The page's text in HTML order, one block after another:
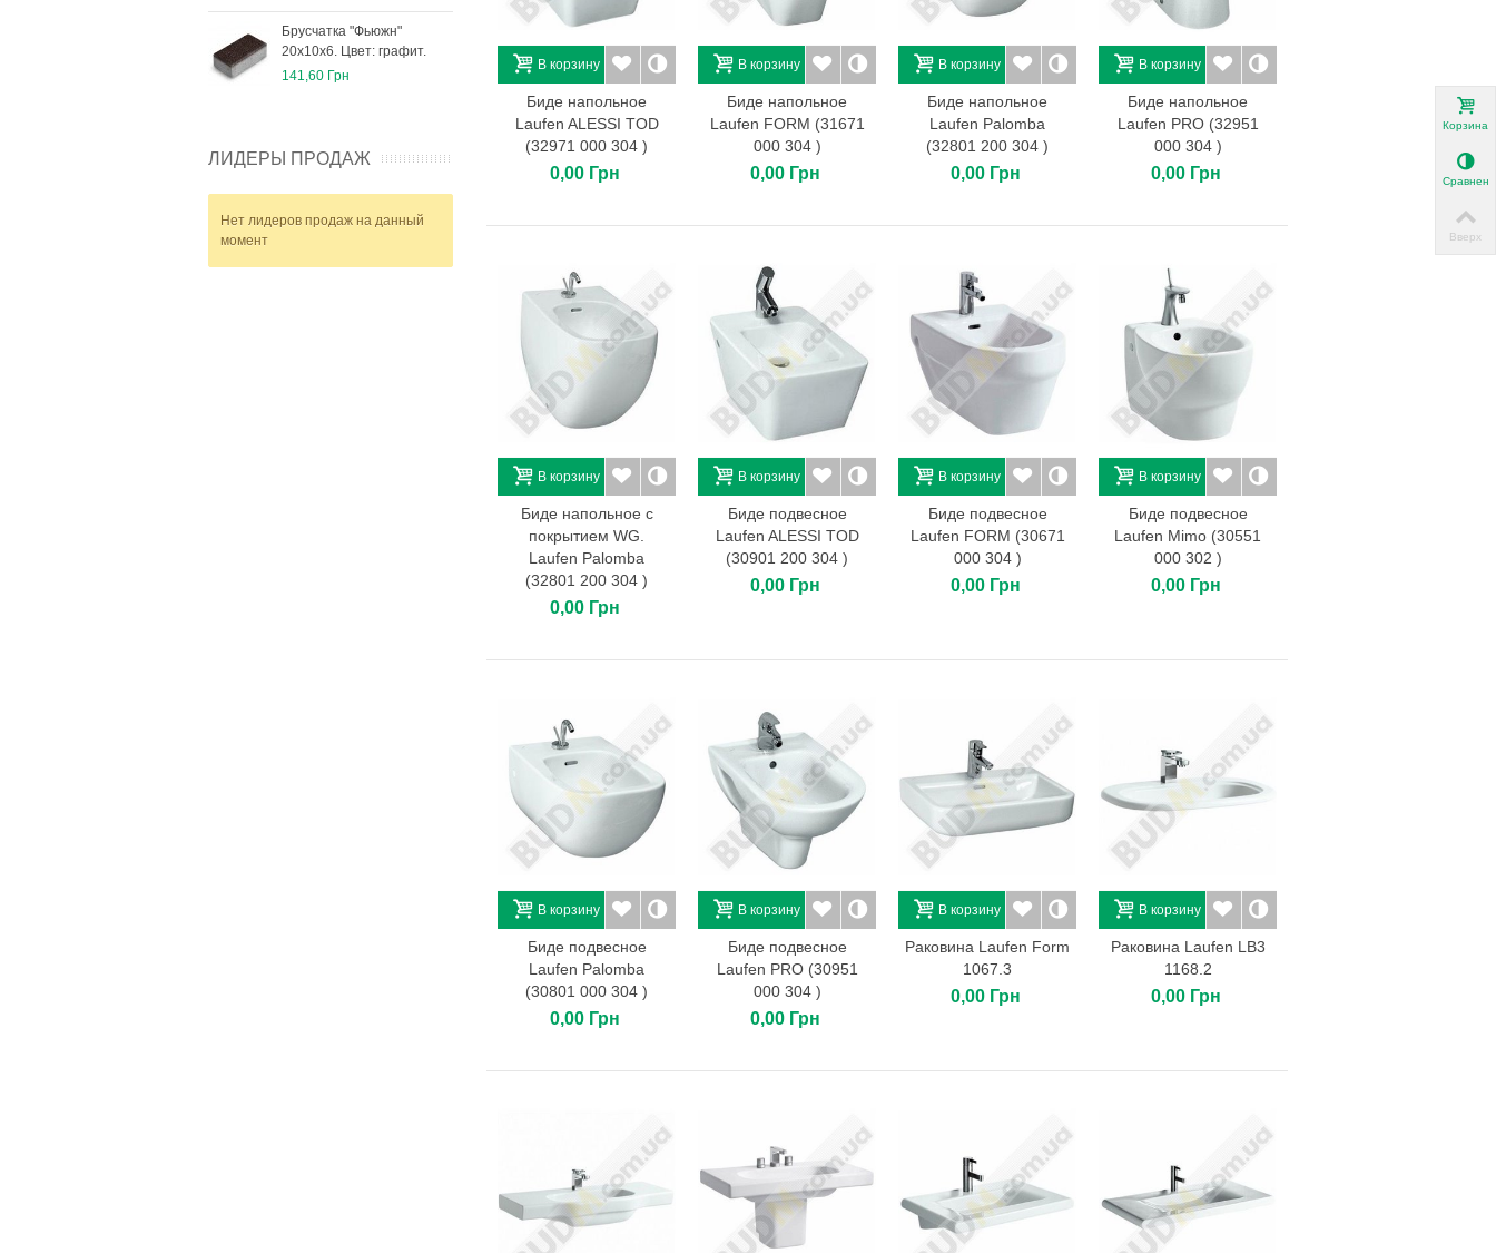
Брусчатка "Фьюжн"
20х10х6. Цвет: графит.
141,60 Грн
Старый город 1К-4. Цвет:
бордо.
ЛИДЕРЫ ПРОДАЖ
Нет лидеров продаж на данный
момент
В корзину
Биде напольное
Laufen ALESSI TOD
(32971 000 304 )
0,00 Грн
В корзину
Биде напольное
Laufen FORM (31671
000 304 )
0,00 Грн
В корзину
Биде напольное
Laufen Palomba
(32801 200 304 )
0,00 Грн
В корзину
Биде напольное
Laufen PRO (32951
000 304 )
0,00 Грн
В корзину
Биде напольное с
покрытием WG.
Laufen Palomba
(32801 200 304 )
0,00 Грн
В корзину
Биде подвесное
Laufen ALESSI TOD
(30901 200 304 )
0,00 Грн
В корзину
Биде подвесное
Laufen FORM (30671
000 304 )
0,00 Грн
В корзину
Биде подвесное
Laufen Mimo (30551
000 302 )
0,00 Грн
В корзину
Биде подвесное
Laufen Palomba
(30801 000 304 )
0,00 Грн
В корзину
Биде подвесное
Laufen PRO (30951
000 304 )
0,00 Грн
В корзину
Раковина Laufen Form
1067.3
0,00 Грн
В корзину
Раковина Laufen LB3
1168.2
0,00 Грн
Корзина
Вверх